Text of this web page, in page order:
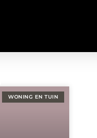
WONING EN TUIN